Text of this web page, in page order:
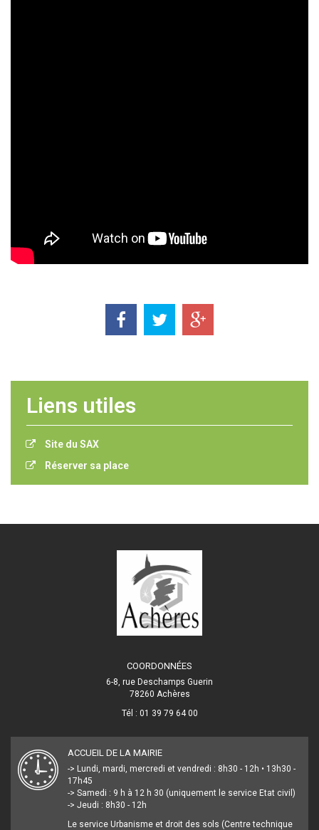
Liens utiles
Site du SAX
Réserver sa place
COORDONNÉES
6-8, rue Deschamps Guerin
78260 Achères
Tél : 01 39 79 64 00
ACCUEIL DE LA MAIRIE
-> Lundi, mardi, mercredi et vendredi : 8h30 - 12h • 13h30 -
17h45
-> Samedi : 9 h à 12 h 30 (uniquement le service Etat civil)
-> Jeudi : 8h30 - 12h
Le service Urbanisme et droit des sols (Centre technique